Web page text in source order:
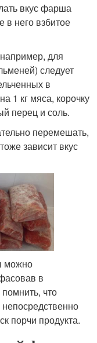
вкус фарша
него взбитое
для
следует
в
1 кг мяса, корочку
перец и соль.
перемешать,
зависит вкус
можно
в
что
порчи продукта.